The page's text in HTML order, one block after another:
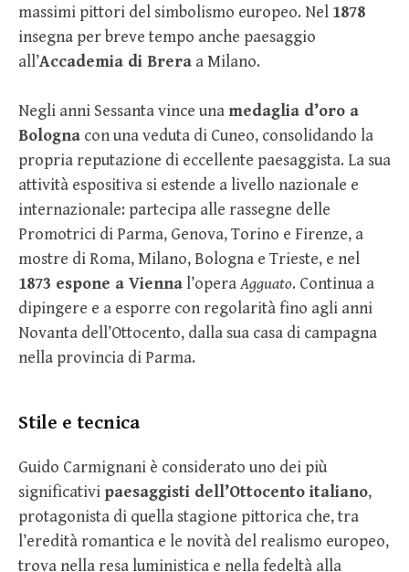
massimi pittori del simbolismo europeo. Nel 1878
insegna per breve tempo anche paesaggio
all’Accademia di Brera a Milano.
Negli anni Sessanta vince una medaglia d’oro a
Bologna con una veduta di Cuneo, consolidando la
propria reputazione di eccellente paesaggista. La sua
attività espositiva si estende a livello nazionale e
internazionale: partecipa alle rassegne delle
Promotrici di Parma, Genova, Torino e Firenze, a
mostre di Roma, Milano, Bologna e Trieste, e nel
1873 espone a Viennal’operaAgguato. Continua a
dipingere e a esporre con regolarità fino agli anni
Novanta dell’Ottocento, dalla sua casa di campagna
nella provincia di Parma.
Stile e tecnica
Guido Carmignani è considerato uno dei più
significativi paesaggisti dell’Ottocento italiano,
protagonista di quella stagione pittorica che, tra
l’eredità romantica e le novità del realismo europeo,
trova nella resa luministica e nella fedeltà alla